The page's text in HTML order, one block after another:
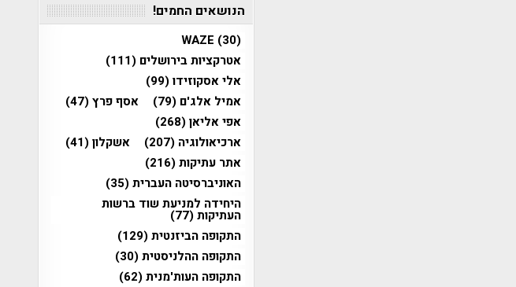
הנושאים החמים!
WAZE (30)
אטרקציות בירושלים (111)
אלי אסקוזידו(99)
אמיל אלג'ם (79) אסף פרץ(47)
אפי אליאן(268)
ארכיאולוגיה (207) אשקלון(41)
אתר עתיקות(216)
האוניברסיטה העברית(35)
היחידה למניעת שוד ברשות
העתיקות(77)
התקופה הביזנטית(129)
התקופה ההלניסטית(30)
התקופה העות'מנית(62)